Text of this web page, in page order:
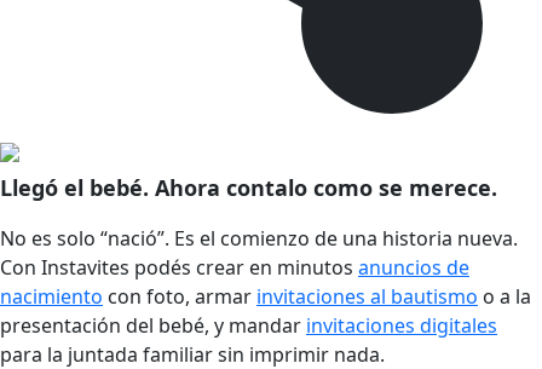
Llegó el bebé. Ahora contalo como se merece.
No es solo “nació”. Es el comienzo de una historia nueva.
Con Instavites podés crear en minutos anuncios de
nacimiento con foto, armar invitaciones al bautismo o a la
presentación del bebé, y mandar invitaciones digitales
para la juntada familiar sin imprimir nada.